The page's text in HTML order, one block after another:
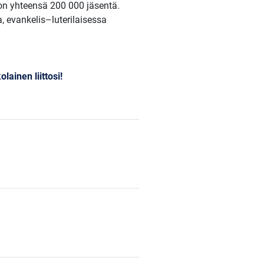
yhteensä 200 000 jäsentä.
evankelis–luterilaisessa
liittosi!